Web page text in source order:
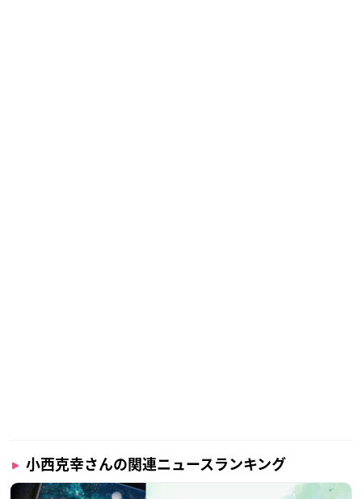
小西克幸さんの関連ニュースランキング